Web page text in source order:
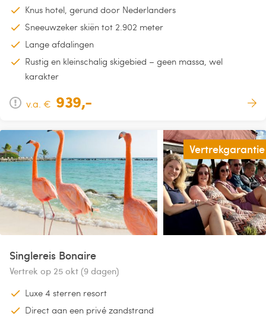
Knus hotel, gerund door Nederlanders
Sneeuwzeker skiën tot 2.902 meter
Lange afdalingen
Rustig en kleinschalig skigebied – geen massa, wel
karakter
v.a. € 939,-
Vertrekgarantie
Singlereis Bonaire
Vertrek op 25 okt (9 dagen)
Luxe 4 sterren resort
Direct aan een privé zandstrand